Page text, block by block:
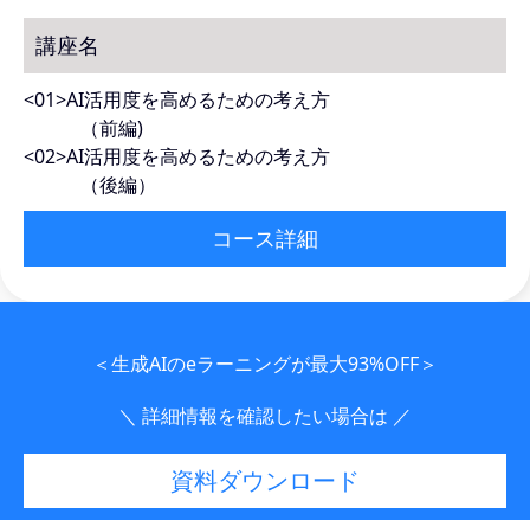
講座名
<01>AI活用度を高めるための考え方
（前編)
<02>AI活用度を高めるための考え方
（後編）
コース詳細
＜生成AIのeラーニングが最大93%OFF＞
＼ 詳細情報を確認したい場合は ／
資料ダウンロード